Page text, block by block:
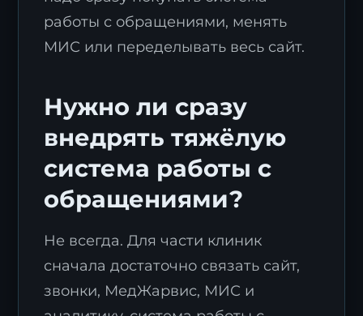
работы с обращениями, менять
МИС или переделывать весь сайт.
Нужно ли сразу
внедрять тяжёлую
система работы с
обращениями?
Не всегда. Для части клиник
сначала достаточно связать сайт,
звонки, МедЖарвис, МИС и
цифровизации
Оставьте контакты, и наш эксперт свяжется с
вами для подготовки индивидуального плана
трансформации.